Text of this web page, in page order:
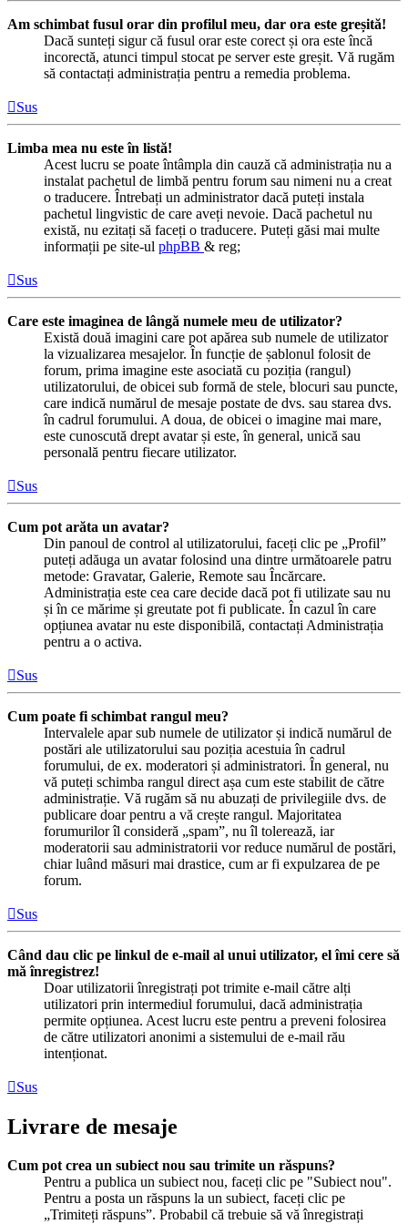
Am schimbat fusul orar din profilul meu, dar ora este greșită!
Dacă sunteți sigur că fusul orar este corect și ora este încă
incorectă, atunci timpul stocat pe server este greșit. Vă rugăm
să contactați administrația pentru a remedia problema.
Sus
Limba mea nu este în listă!
Acest lucru se poate întâmpla din cauză că administrația nu a
instalat pachetul de limbă pentru forum sau nimeni nu a creat
o traducere. Întrebați un administrator dacă puteți instala
pachetul lingvistic de care aveți nevoie. Dacă pachetul nu
există, nu ezitați să faceți o traducere. Puteți găsi mai multe
informații pe site-ul phpBB & reg;
Sus
Care este imaginea de lângă numele meu de utilizator?
Există două imagini care pot apărea sub numele de utilizator
la vizualizarea mesajelor. În funcție de șablonul folosit de
forum, prima imagine este asociată cu poziția (rangul)
utilizatorului, de obicei sub formă de stele, blocuri sau puncte,
care indică numărul de mesaje postate de dvs. sau starea dvs.
în cadrul forumului. A doua, de obicei o imagine mai mare,
este cunoscută drept avatar și este, în general, unică sau
personală pentru fiecare utilizator.
Sus
Cum pot arăta un avatar?
Din panoul de control al utilizatorului, faceți clic pe „Profil”
puteți adăuga un avatar folosind una dintre următoarele patru
metode: Gravatar, Galerie, Remote sau Încărcare.
Administrația este cea care decide dacă pot fi utilizate sau nu
și în ce mărime și greutate pot fi publicate. În cazul în care
opțiunea avatar nu este disponibilă, contactați Administrația
pentru a o activa.
Sus
Cum poate fi schimbat rangul meu?
Intervalele apar sub numele de utilizator și indică numărul de
postări ale utilizatorului sau poziția acestuia în cadrul
forumului, de ex. moderatori și administratori. În general, nu
vă puteți schimba rangul direct așa cum este stabilit de către
administrație. Vă rugăm să nu abuzați de privilegiile dvs. de
publicare doar pentru a vă crește rangul. Majoritatea
forumurilor îl consideră „spam”, nu îl tolerează, iar
moderatorii sau administratorii vor reduce numărul de postări,
chiar luând măsuri mai drastice, cum ar fi expulzarea de pe
forum.
Sus
Când dau clic pe linkul de e-mail al unui utilizator, el îmi cere să
mă înregistrez!
Doar utilizatorii înregistrați pot trimite e-mail către alți
utilizatori prin intermediul forumului, dacă administrația
permite opțiunea. Acest lucru este pentru a preveni folosirea
de către utilizatori anonimi a sistemului de e-mail rău
intenționat.
Sus
Livrare de mesaje
Cum pot crea un subiect nou sau trimite un răspuns?
Pentru a publica un subiect nou, faceți clic pe "Subiect nou".
Pentru a posta un răspuns la un subiect, faceți clic pe
„Trimiteți răspuns”. Probabil că trebuie să vă înregistrați